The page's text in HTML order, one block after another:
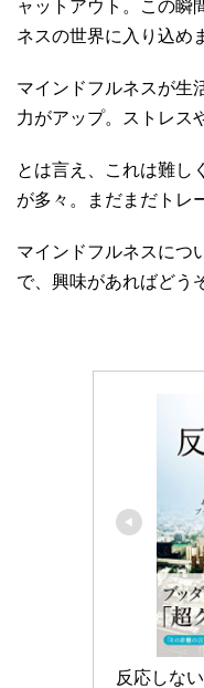
ャットアウト。この瞬
ネスの世界に入り込め
マインドフルネスが生
力がアップ。ストレス
とは言え、これは難し
が多々。まだまだトレ
マインドフルネスにつ
で、興味があればどう
反応しな